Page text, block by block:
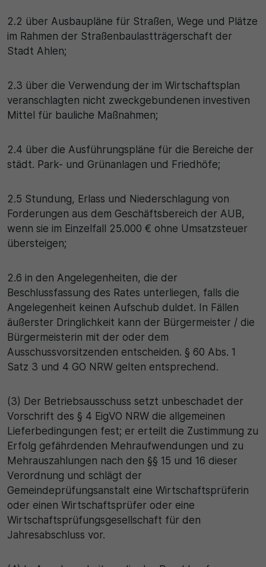
2.2 über Ausbaupläne für Straßen, Wege und Plätze
im Rahmen der Straßenbaulastträgerschaft der
Stadt Ahlen;
2.3 über die Verwendung der im Wirtschaftsplan
veranschlagten nicht zweckgebundenen investiven
Mittel für bauliche Maßnahmen;
2.4 über die Ausführungspläne für die Bereiche der
städt. Park- und Grünanlagen und Friedhöfe;
2.5 Stundung, Erlass und Niederschlagung von
Forderungen aus dem Geschäftsbereich der AUB,
wenn sie im Einzelfall 25.000 € ohne Umsatzsteuer
übersteigen;
2.6 in den Angelegenheiten, die der
Beschlussfassung des Rates unterliegen, falls die
Angelegenheit keinen Aufschub duldet. In Fällen
äußerster Dringlichkeit kann der Bürgermeister / die
Bürgermeisterin mit der oder dem
Ausschussvorsitzenden entscheiden. § 60 Abs. 1
Satz 3 und 4 GO NRW gelten entsprechend.
(3) Der Betriebsausschuss setzt unbeschadet der
Vorschrift des § 4 EigVO NRW die allgemeinen
Lieferbedingungen fest; er erteilt die Zustimmung zu
Erfolg gefährdenden Mehraufwendungen und zu
Mehrauszahlungen nach den §§ 15 und 16 dieser
Verordnung und schlägt der
Gemeindeprüfungsanstalt eine Wirtschaftsprüferin
oder einen Wirtschaftsprüfer oder eine
Wirtschaftsprüfungsgesellschaft für den
Jahresabschluss vor.